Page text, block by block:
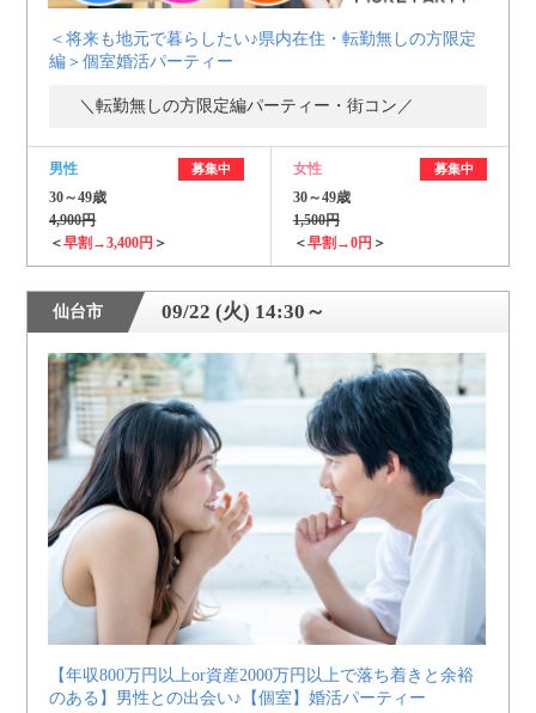
＜将来も地元で暮らしたい♪県内在住・転勤無しの方限定
編＞個室婚活パーティー
＼転勤無しの方限定編パーティー・街コン／
男性 募集中
30～49歳
4,900円
＜早割→3,400円 ＞
女性 募集中
30～49歳
1,500円
＜早割→0円 ＞
仙台市 09/22 (火) 14:30～
【年収800万円以上or資産2000万円以上で落ち着きと余裕
のある】男性との出会い♪【個室】婚活パーティー